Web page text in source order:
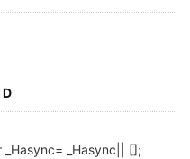
_Hasync|| [];